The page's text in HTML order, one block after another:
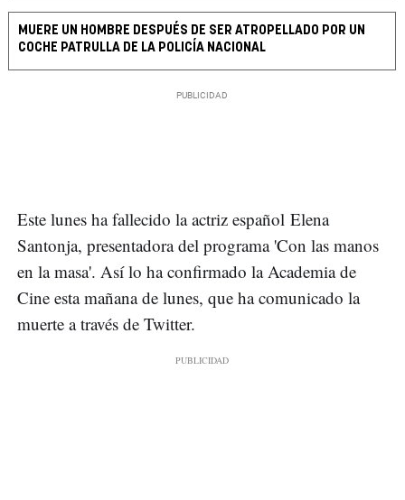
MUERE UN HOMBRE DESPUÉS DE SER ATROPELLADO POR UN
COCHE PATRULLA DE LA POLICÍA NACIONAL
Este lunes ha fallecido la actriz español Elena
Santonja, presentadora del programa 'Con las manos
en la masa'. Así lo ha confirmado la Academia de
Cine esta mañana de lunes, que ha comunicado la
muerte a través de Twitter.